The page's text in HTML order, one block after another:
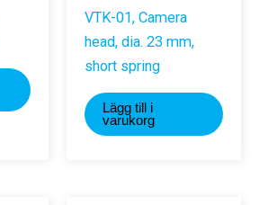
VTK-01, Camera
head, dia. 23 mm,
short spring
Lägg till i
varukorg